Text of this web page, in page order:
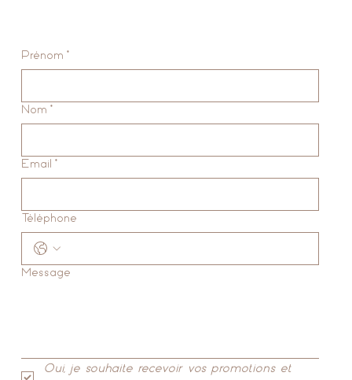
Prénom *
Nom *
Email *
Téléphone
Message
Oui, je souhaite recevoir vos promotions et